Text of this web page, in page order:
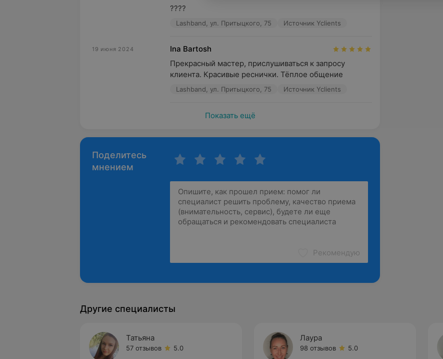
????
Lashband, ул. Притыцкого, 75 Источник Yclients
19 июня 2024
Ina Bartosh
Прекрасный мастер, прислушиваться к запросу
клиента. Красивые реснички. Тёплое общение
Lashband, ул. Притыцкого, 75 Источник Yclients
Показать ещё
Поделитесь
мнением
Рекомендую
Другие специалисты
Татьяна
57 отзывов 5.0
Лаура
98 отзывов 5.0